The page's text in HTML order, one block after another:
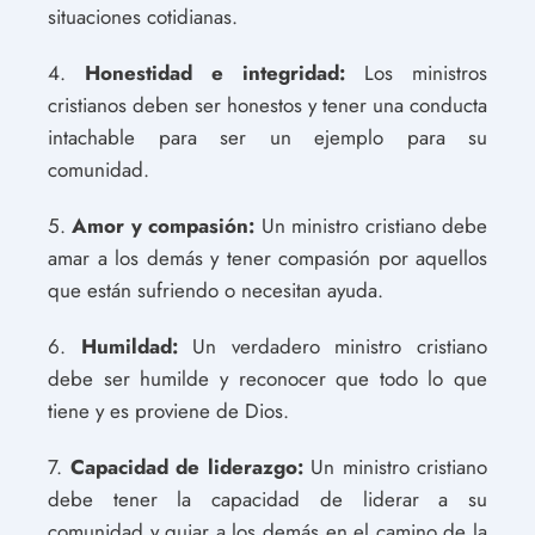
situaciones cotidianas.
4. Honestidad e integridad: Los ministros
cristianos deben ser honestos y tener una conducta
intachable para ser un ejemplo para su
comunidad.
5.Amor y compasión: Un ministro cristiano debe
amar a los demás y tener compasión por aquellos
que están sufriendo o necesitan ayuda.
6. Humildad:Un verdadero ministro cristiano
debe ser humilde y reconocer que todo lo que
tiene y es proviene de Dios.
7. Capacidad de liderazgo:Un ministro cristiano
debe tener la capacidad de liderar a su